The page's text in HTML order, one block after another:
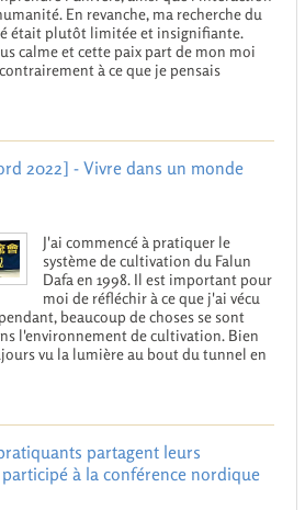
En revanche, ma recherche du
était plutôt limitée et insignifiante.
calme et cette paix part de mon moi
à ce que je pensais
2022] - Vivre dans un monde
J'ai commencé à pratiquer le
système de cultivation du Falun
Dafa en 1998. Il est important pour
moi de réfléchir à ce que j'ai vécu
beaucoup de choses se sont
l'environnement de cultivation. Bien
vu la lumière au bout du tunnel en
partagent leurs
à la conférence nordique